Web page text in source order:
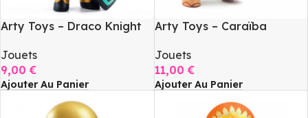
Arty Toys – Draco Knight
Jouets
9,00€
Ajouter Au Panier
Arty Toys – Caraïba
Jouets
11,00€
Ajouter Au Panier